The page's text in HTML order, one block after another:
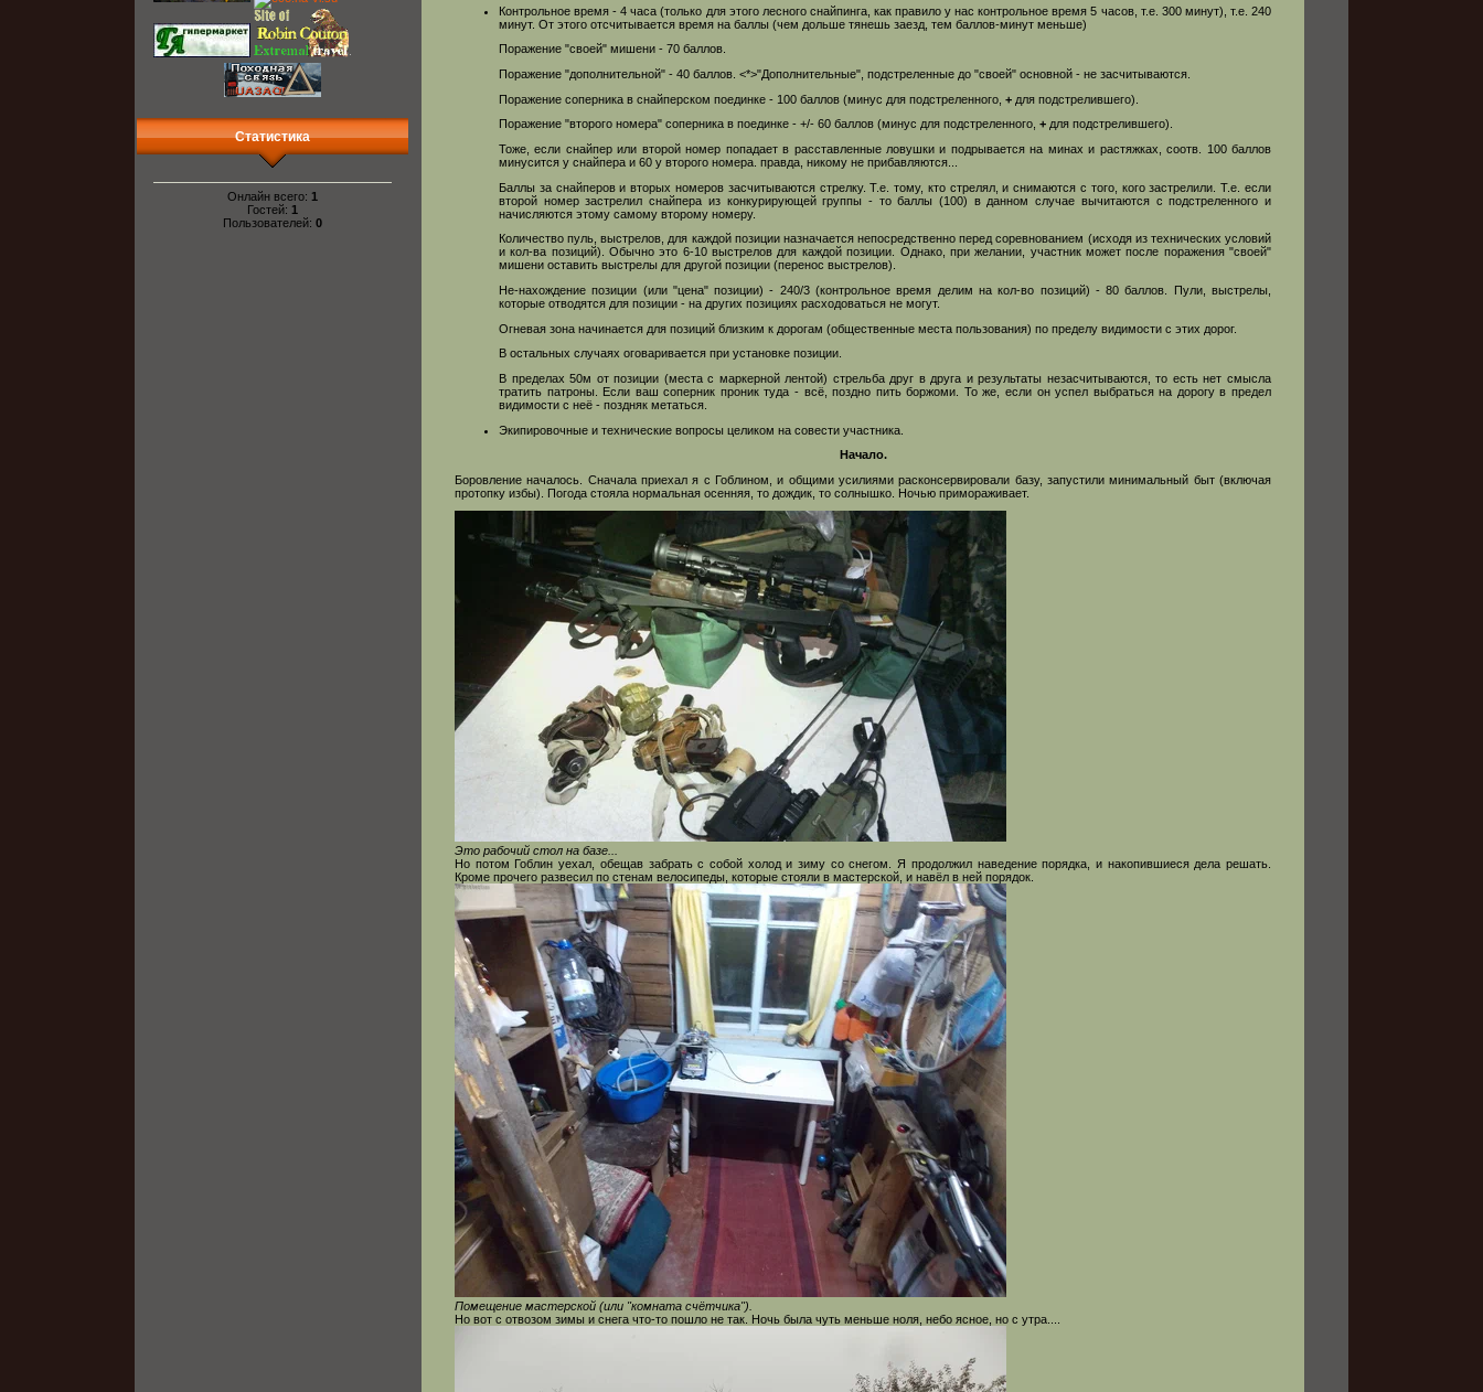
Статистика
Онлайн всего: 1
Гостей: 1
Пользователей: 0
Контрольное время - 4 часа (только для этого лесного снайпинга, как правило у нас контрольное время 5 часов, т.е. 300 минут), т.е. 240
минут. От этого отсчитывается время на баллы (чем дольше тянешь заезд, тем баллов-минут меньше)
Поражение "своей" мишени - 70 баллов.
Поражение "дополнительной" - 40 баллов. <*>"Дополнительные", подстреленные до "своей" основной - не засчитываются.
Поражение соперника в снайперском поединке - 100 баллов (минус для подстреленного, + для подстрелившего).
Поражение "второго номера" соперника в поединке - +/- 60 баллов (минус для подстреленного, + для подстрелившего).
Тоже, если снайпер или второй номер попадает в расставленные ловушки и подрывается на минах и растяжках, соотв. 100 баллов
минусится у снайпера и 60 у второго номера. правда, никому не прибавляются...
Баллы за снайперов и вторых номеров засчитываются стрелку. Т.е. тому, кто стрелял, и снимаются с того, кого застрелили. Т.е. если
второй номер застрелил снайпера из конкурирующей группы - то баллы (100) в данном случае вычитаются с подстреленного и
начисляются этому самому второму номеру.
Количество пуль, выстрелов, для каждой позиции назначается непосредственно перед соревнованием (исходя из технических условий
и кол-ва позиций). Обычно это 6-10 выстрелов для каждой позиции. Однако, при желании, участник может после поражения "своей"
мишени оставить выстрелы для другой позиции (перенос выстрелов).
Не-нахождение позиции (или "цена" позиции) - 240/3 (контрольное время делим на кол-во позиций) - 80 баллов. Пули, выстрелы,
которые отводятся для позиции - на других позициях расходоваться не могут.
Огневая зона начинается для позиций близким к дорогам (общественные места пользования) по пределу видимости с этих дорог.
В остальных случаях оговаривается при установке позиции.
В пределах 50м от позиции (места с маркерной лентой) стрельба друг в друга и результаты незасчитываются, то есть нет смысла
тратить патроны. Если ваш соперник проник туда - всё, поздно пить боржоми. То же, если он успел выбраться на дорогу в предел
видимости с неё - поздняк метаться.
Экипировочные и технические вопросы целиком на совести участника.
Начало.
Боровление началось. Сначала приехал я с Гоблином, и общими усилиями расконсервировали базу, запустили минимальный быт (включая
протопку избы). Погода стояла нормальная осенняя, то дождик, то солнышко. Ночью примораживает.
Это рабочий стол на базе...
Но потом Гоблин уехал, обещав забрать с собой холод и зиму со снегом. Я продолжил наведение порядка, и накопившиеся дела решать.
Кроме прочего развесил по стенам велосипеды, которые стояли в мастерской, и навёл в ней порядок.
Помещение мастерской (или "комната счётчика").
Но вот с отвозом зимы и снега что-то пошло не так. Ночь была чуть меньше ноля, небо ясное, но с утра....